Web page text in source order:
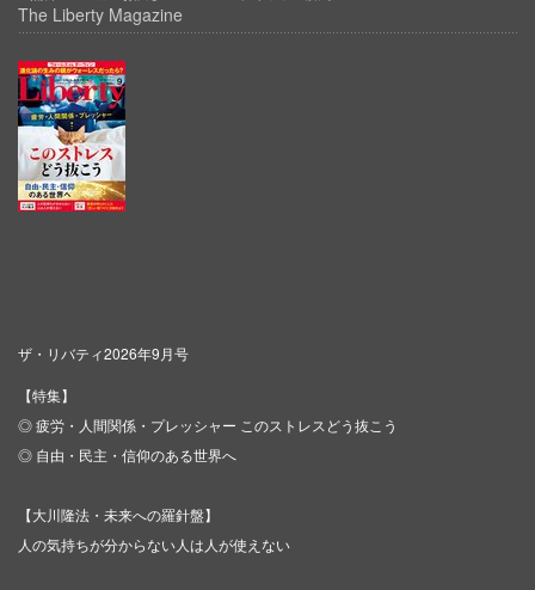
The Liberty Magazine
ザ・リバティ2026年9月号
【特集】
◎ 疲労・人間関係・プレッシャー このストレスどう抜こう
◎ 自由・民主・信仰のある世界へ
【大川隆法・未来への羅針盤】
人の気持ちが分からない人は人が使えない